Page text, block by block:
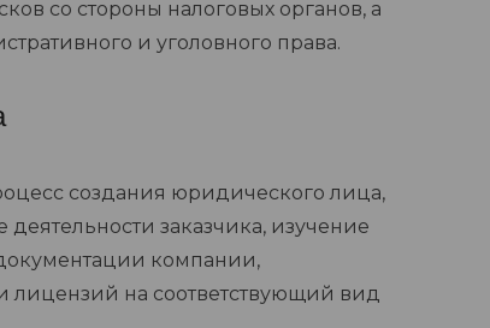
со стороны налоговых органов, а
и уголовного права.
создания юридического лица,
заказчика, изучение
компании,
лицензий на соответствующий вид